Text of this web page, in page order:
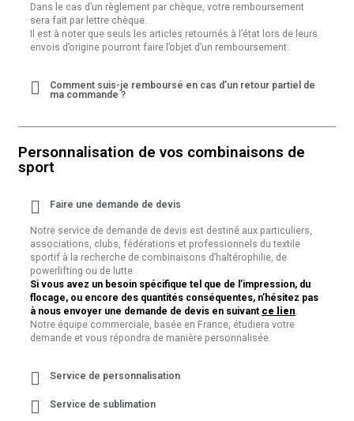
Dans le cas d’un règlement par chèque, votre remboursement
sera fait par lettre chèque.
Il est à noter que seuls les articles retournés à l’état lors de leurs
envois d’origine pourront faire l’objet d’un remboursement.
Comment suis-je remboursé en cas d’un retour partiel de
ma commande ?
Personnalisation de vos combinaisons de
sport
Faire une demande de devis
Notre service de demande de devis est destiné aux particuliers,
associations, clubs, fédérations et professionnels du textile
sportif à la recherche de combinaisons d’haltérophilie, de
powerlifting ou de lutte.
Si vous avez un besoin spécifique tel que de l’impression, du
flocage, ou encore des quantités conséquentes, n’hésitez pas
à nous envoyer une demande de devis en suivant ce lien.
Notre équipe commerciale, basée en France, étudiera votre
demande et vous répondra de manière personnalisée.
Service de personnalisation
Service de sublimation